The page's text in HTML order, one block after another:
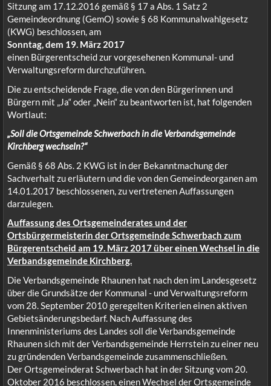
Sitzung am 17.12.2016 gemäß § 17 a Abs. 1 Satz 2
Gemeindeordnung (GemO) sowie § 68 Kommunalwahlgesetz
(KWG) beschlossen, am
Sonntag, dem 19. März 2017
einen Bürgerentscheid zur vorgesehenen Kommunal- und
Verwaltungsreform durchzuführen.
Die zu entscheidende Frage, die von den Bürgerinnen und
Bürgern mit „Ja“ oder „Nein“ zu beantworten ist, hat folgenden
Wortlaut:
„Soll die Ortsgemeinde Schwerbach in die Verbandsgemeinde
Kirchberg wechseln?“
Gemäß § 68 Abs. 2 KWG ist in der Bekanntmachung der
Sachverhalt zu erläutern und die von den Gemeindeorganen am
14.01.2017 beschlossenen, zu vertretenen Auffassungen
darzulegen.
Auffassung des Ortsgemeinderates und der
Ortsbürgermeisterin der Ortsgemeinde Schwerbach zum
Bürgerentscheid am 19. März 2017 über einen Wechsel in die
Verbandsgemeinde Kirchberg.
Die Verbandsgemeinde Rhaunen hat nach den im Landesgesetz
über die Grundsätze der Kommunal - und Verwaltungsreform
vom 28. September 2010 geregelten Kriterien einen aktiven
Gebietsänderungsbedarf. Nach Auffassung des
Innenministeriums des Landes soll die Verbandsgemeinde
Rhaunen sich mit der Verbandsgemeinde Herrstein zu einer neu
zu gründenden Verbandsgemeinde zusammenschließen.
Der Ortsgemeinderat Schwerbach hat in der Sitzung vom 20.
Oktober 2016 beschlossen, einen Wechsel der Ortsgemeinde